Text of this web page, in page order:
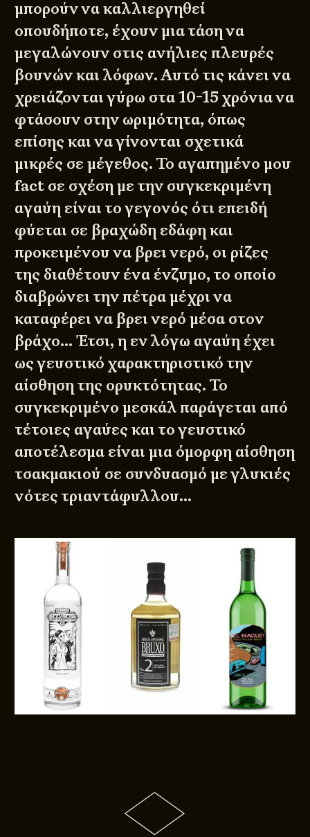
μπορούν να καλλιεργηθεί
οπουδήποτε, έχουν μια τάση να
μεγαλώνουν στις ανήλιες πλευρές
βουνών και λόφων. Αυτό τις κάνει να
χρειάζονται γύρω στα 10-15 χρόνια να
φτάσουν στην ωριμότητα, όπως
επίσης και να γίνονται σχετικά
μικρές σε μέγεθος. Το αγαπημένο μου
fact σε σχέση με την συγκεκριμένη
αγαύη είναι το γεγονός ότι επειδή
φύεται σε βραχώδη εδάφη και
προκειμένου να βρει νερό, οι ρίζες
της διαθέτουν ένα ένζυμο, το οποίο
διαβρώνει την πέτρα μέχρι να
καταφέρει να βρει νερό μέσα στον
βράχο… Έτσι, η εν λόγω αγαύη έχει
ως γευστικό χαρακτηριστικό την
αίσθηση της ορυκτότητας. Το
συγκεκριμένο μεσκάλ παράγεται από
τέτοιες αγαύες και το γευστικό
αποτέλεσμα είναι μια όμορφη αίσθηση
τσακμακιού σε συνδυασμό με γλυκιές
νότες τριαντάφυλλου…
© 2011 - 2026
BITTERBOOZE
DESIGNED BY